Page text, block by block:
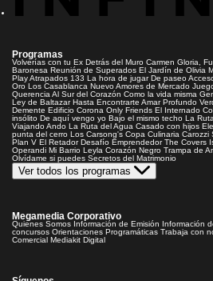
Programas
Volverías con tu Ex Detrás del Muro Carmen Gloria,
Baronesa Reunión de Superados El Jardín de Olivia
PlayAtrapados 133 La hora de jugar De paseo
Oro Los Casablanca Nuevo Amores de Mercado
Querencia Al Sur del Corazón Como la vida misma
Ley de Baltazar Hasta Encontrarte Amar Profundo
Demente Edificio Corona Only Friends El Internado
insólito De aquí vengo yo Bajo el mismo techo La
Viajando Ando La Ruta del Agua Casado con hijos
punta del cerro Los Carsong's Copa Culinaria Carozzi
Plan V El Retador Desafío Emprendedor The Covers
Operandi Mi Barrio Leyla Corazón Negro Trampa de
Olvídame si puedes Secretos del Matrimonio
Ver todos los programas
Megamedia Corporativo
Quienes Somos Información de Emisión Información
concursos Orientaciones Programáticas Trabaja con
Comercial Mediakit Digital